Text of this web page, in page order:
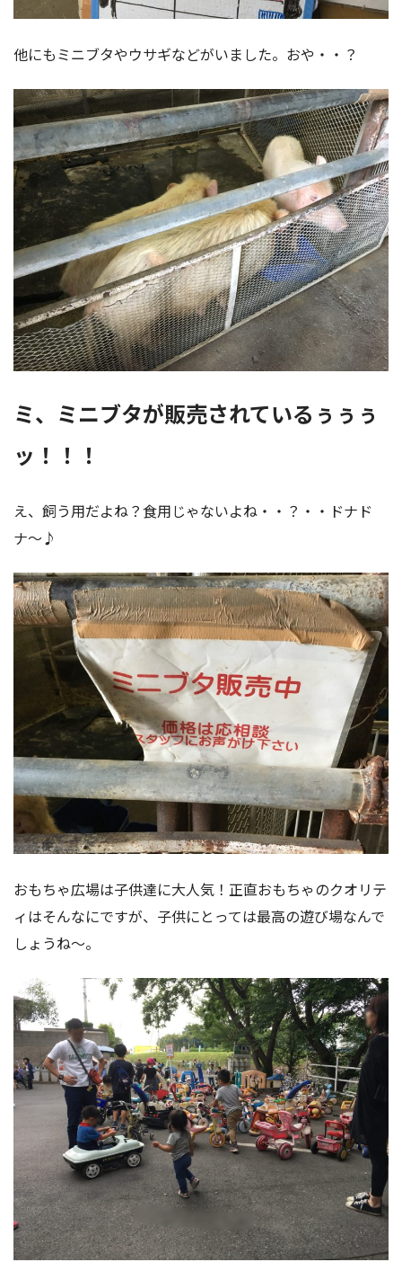
他にもミニブタやウサギなどがいました。おや・・？
ミ、ミニブタが販売されているぅぅぅ
ッ！！！
え、飼う用だよね？食用じゃないよね・・？・・ドナド
ナ〜♪
おもちゃ広場は子供達に大人気！正直おもちゃのクオリテ
ィはそんなにですが、子供にとっては最高の遊び場なんで
しょうね〜。